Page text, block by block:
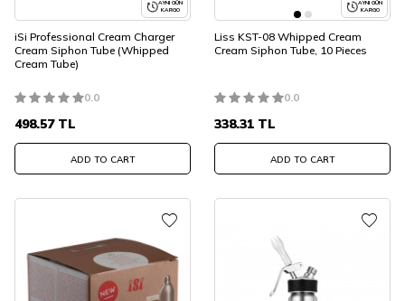
AYNI GÜN
KARGO
iSi Professional Cream Charger
Cream Siphon Tube (Whipped
Cream Tube)
0.0
498.57TL
ADD TO CART
AYNI GÜN
KARGO
Liss KST-08 Whipped Cream
Cream Siphon Tube, 10 Pieces
0.0
338.31 TL
ADD TO CART